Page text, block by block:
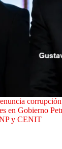
en Gobierno
y CENIT